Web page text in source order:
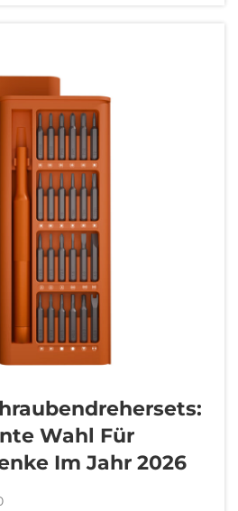
Wahl Für
Im Jahr 2026